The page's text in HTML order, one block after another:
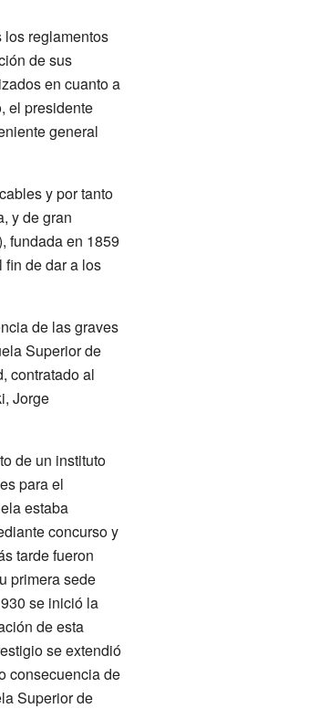
reglamentos
de sus
en cuanto a
el presidente
general
y por tanto
y de gran
fundada en 1859
fin de dar a los
de las graves
Superior de
contratado al
Jorge
de un instituto
para el
estaba
concurso y
tarde fueron
primera sede
se inició la
de esta
se extendió
consecuencia de
Superior de